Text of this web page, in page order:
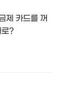
제 카드를 꺼
?